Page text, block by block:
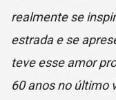
realmente se
estrada e se
teve esse amor
60 anos no último